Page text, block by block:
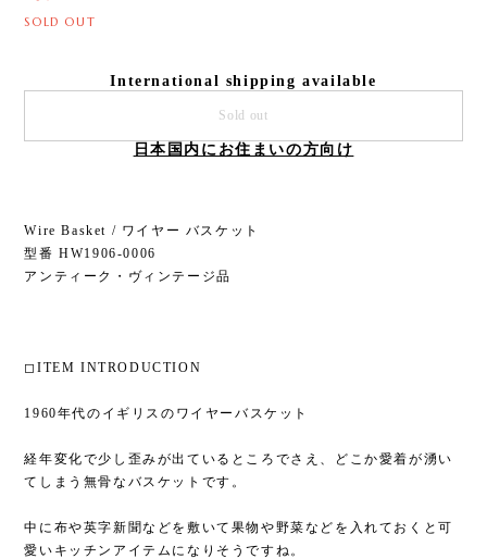
SOLD OUT
International shipping available
Sold out
日本国内にお住まいの方向け
Wire Basket / ワイヤー バスケット
型番 HW1906-0006
アンティーク・ヴィンテージ品
◻︎ITEM INTRODUCTION
1960年代のイギリスのワイヤーバスケット
経年変化で少し歪みが出ているところでさえ、どこか愛着が湧い
てしまう無骨なバスケットです。
中に布や英字新聞などを敷いて果物や野菜などを入れておくと可
愛いキッチンアイテムになりそうですね。